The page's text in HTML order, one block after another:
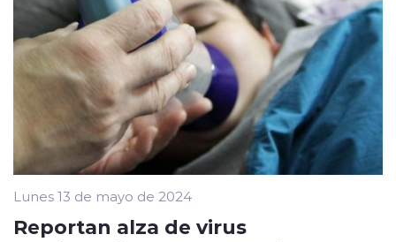
Lunes 13 de mayo de 2024
Reportan alza de virus